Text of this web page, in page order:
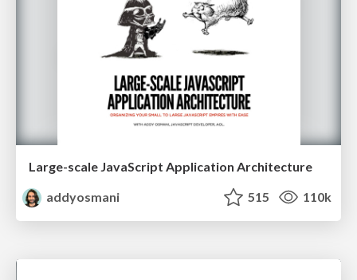
Large-scale JavaScript Application Architecture
addyosmani
515 110k